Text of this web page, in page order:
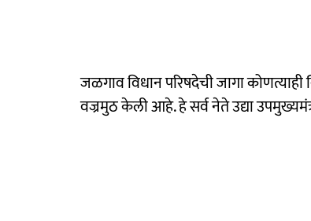
जळगाव विधान परिषदेची जागा कोणत्याही
वज्रमुठ केली आहे. हे सर्व नेते उद्या